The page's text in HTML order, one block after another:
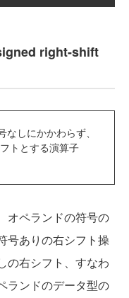
right-shift
しにかかわらず、
トとする演算子
オペランドの符号の
号ありの右シフト操
の右シフト、すなわ
ランドのデータ型の